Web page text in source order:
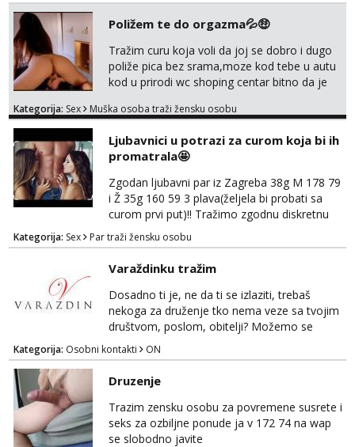
Poližem te do orgazma💦🤑
Tražim curu koja voli da joj se dobro i dugo
poliže pica bez srama,moze kod tebe u autu
kod u prirodi wc shoping centar bitno da je
jer nisam solo. Zgodan sam i diskretan,sliku
za brz dogovor Kontakt 0958759047
Kategorija: Sex Muška osoba traži žensku osobu
Ljubavnici u potrazi za curom koja bi ih
promatrala🤩
Zgodan ljubavni par iz Zagreba 38g M 178 79
i Ž 35g 160 59 3 plava(željela bi probati sa
curom prvi put)!! Tražimo zgodnu diskretnu
curu koja bi nas promatrala dok imamo
žestok odnos. Može se pridruziti ali i ne
mora.Bitno da uzivamo diskretno anonimno
bez upoznavanja puno.Sliku mozemo
razmjeniti,ali najbolje uzivo se upoznati. Na
goo smo do 15.8 poslije tog mozemo se
druziti,javi se na mail il...
Kategorija: Sex Par traži žensku osobu
Varaždinku tražim
Dosadno ti je, ne da ti se izlaziti, trebaš
nekoga za druženje tko nema veze sa tvojim
društvom, poslom, obitelji? Možemo se
podružiti i zabaviti na razne načine. Makni se
od svakodnevice samnom. Javi se na
Whatsapp. Samo Varaždin i okolica.
Kategorija: Osobni kontakti ON
Druzenje
Trazim zensku osobu za povremene susrete i
seks za ozbiljne ponude ja v 172 74 na wap
se slobodno javite